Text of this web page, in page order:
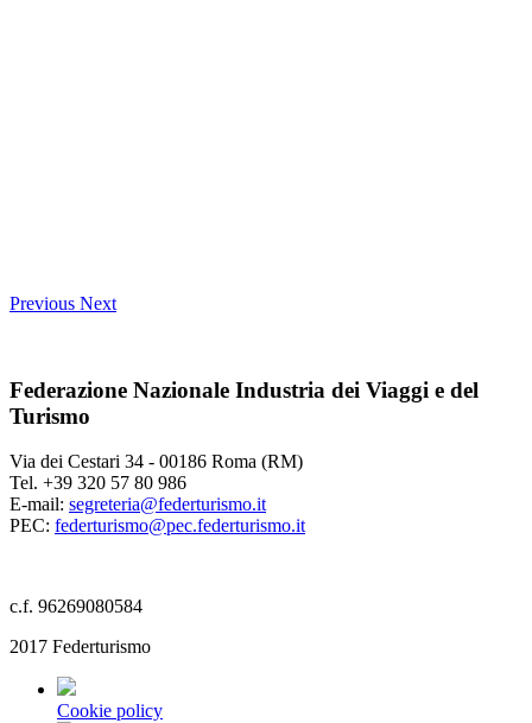
Previous Next
Federazione Nazionale Industria dei Viaggi e del
Turismo
Via dei Cestari 34 - 00186 Roma (RM)
Tel. +39 320 57 80 986
E-mail: segreteria@federturismo.it
PEC: federturismo@pec.federturismo.it
c.f. 96269080584
2017 Federturismo
Cookie policy